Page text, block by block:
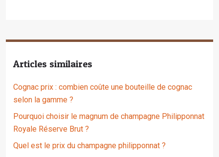
Articles similaires
Cognac prix : combien coûte une bouteille de cognac
selon la gamme ?
Pourquoi choisir le magnum de champagne Philipponnat
Royale Réserve Brut ?
Quel est le prix du champagne philipponnat ?